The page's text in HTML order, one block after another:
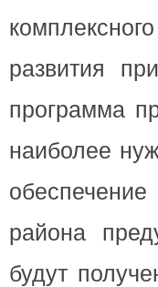
развития
программа
наиболее
района
будут